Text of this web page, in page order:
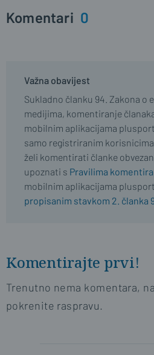
Komentari 0
Važna obavijest
Sukladno članku 94. Zakona o
medijima, komentiranje
mobilnim aplikacijama
samo registriranim
želi komentirati članke
upoznati s Pravilima
mobilnim aplikacijama
propisanim stavkom 2. članka
Komentirajte prvi!
Trenutno nema komentara,
pokrenite raspravu.